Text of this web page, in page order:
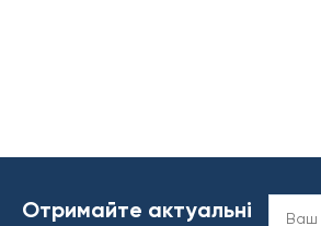
Отримайте актуальні